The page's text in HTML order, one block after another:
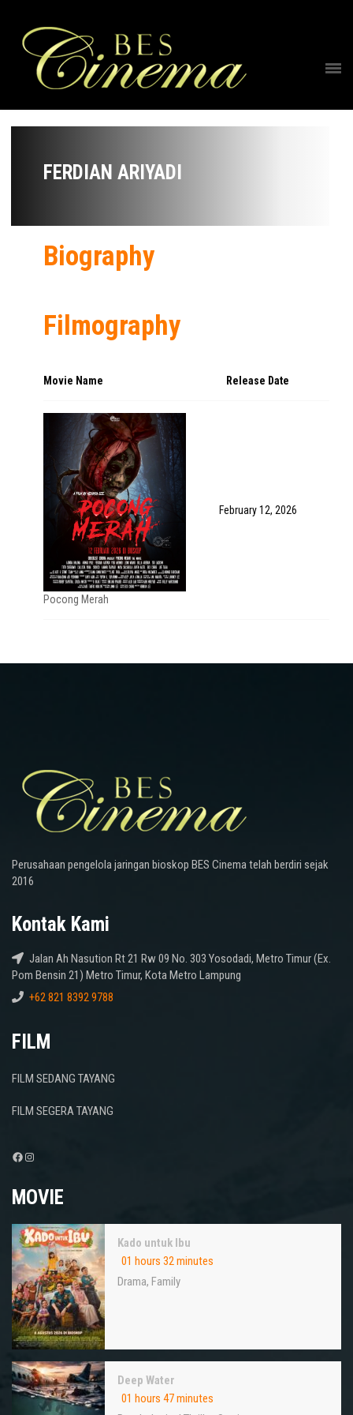
FERDIAN ARIYADI
Biography
Filmography
Movie Name Release Date
Pocong Merah
February 12, 2026
Perusahaan pengelola jaringan bioskop BES Cinema telah berdiri sejak
2016
Kontak Kami
Jalan Ah Nasution Rt 21 Rw 09 No. 303 Yosodadi, Metro Timur (Ex.
Pom Bensin 21) Metro Timur, Kota Metro Lampung
+62 821 8392 9788
FILM
FILM SEDANG TAYANG
FILM SEGERA TAYANG
Facebook
Instagram
MOVIE
Kado untuk Ibu
01 hours 32 minutes
Drama, Family
Deep Water
01 hours 47 minutes